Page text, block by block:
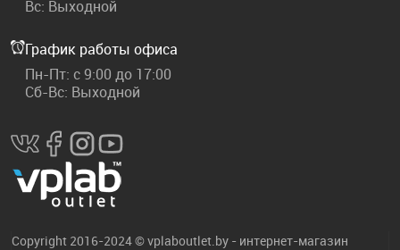
Вс: Выходной
График работы офиса
Пн-Пт: с 9:00 до 17:00
Сб-Вс: Выходной
Copyright 2016-2024 © vplaboutlet.by - интернет-магазин